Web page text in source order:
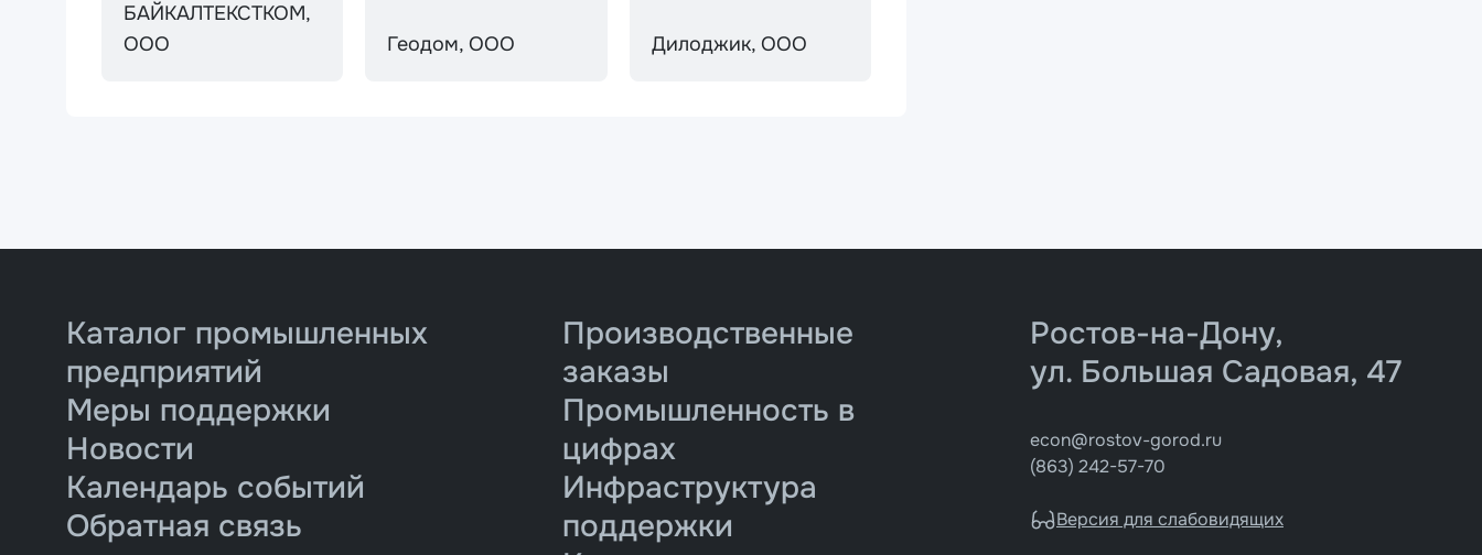
БАЙКАЛТЕКСТКОМ,
ООО
Геодом, ООО Дилоджик, ООО
Каталог промышленных
предприятий
Меры поддержки
Новости
Календарь событий
Обратная связь
Производственные
заказы
Промышленность в
цифрах
Инфраструктура
поддержки
Ростов-на-Дону,
ул. Большая Садовая, 47
econ@rostov-gorod.ru
(863) 242-57-70
Версия для слабовидящих